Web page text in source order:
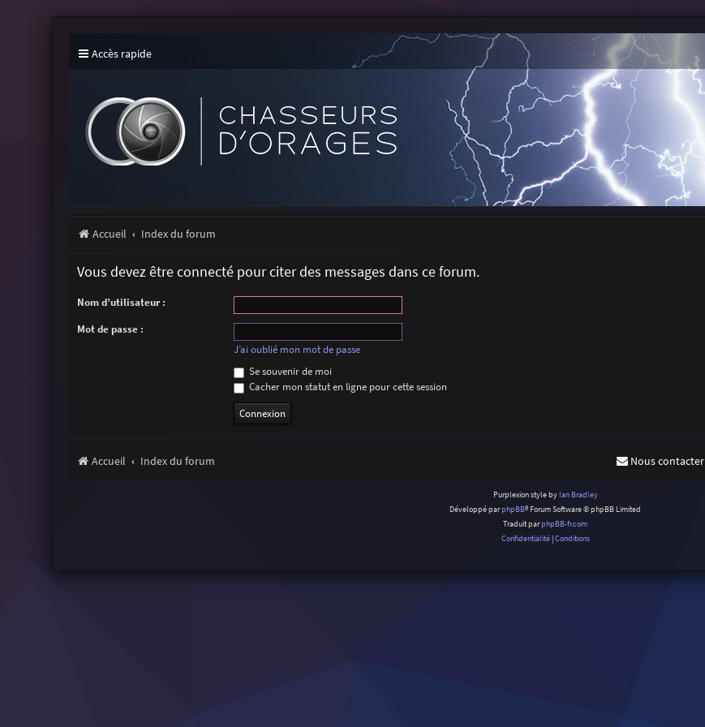
Accès rapide
Accueil Index du forum
Vous devez être connecté pour citer des messages dans ce forum.
Nom d’utilisateur :
Mot de passe :
J’ai oublié mon mot de passe
Se souvenir de moi
Cacher mon statut en ligne pour cette session
Accueil Index du forum Nous contacter
Purplexion style by Ian Bradley
Développé parphpBB® Forum Software © phpBB Limited
Traduit parphpBB-fr.com
Confidentialité|Conditions